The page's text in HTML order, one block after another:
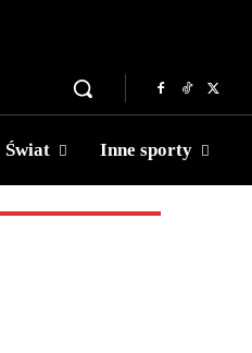
Świat Inne sporty